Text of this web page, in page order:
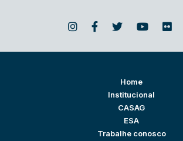
Home
Institucional
CASAG
ESA
Trabalhe conosco